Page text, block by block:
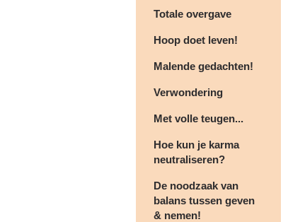
Totale overgave
Hoop doet leven!
Malende gedachten!
Verwondering
Met volle teugen...
Hoe kun je karma
neutraliseren?
De noodzaak van
balans tussen geven
& nemen!